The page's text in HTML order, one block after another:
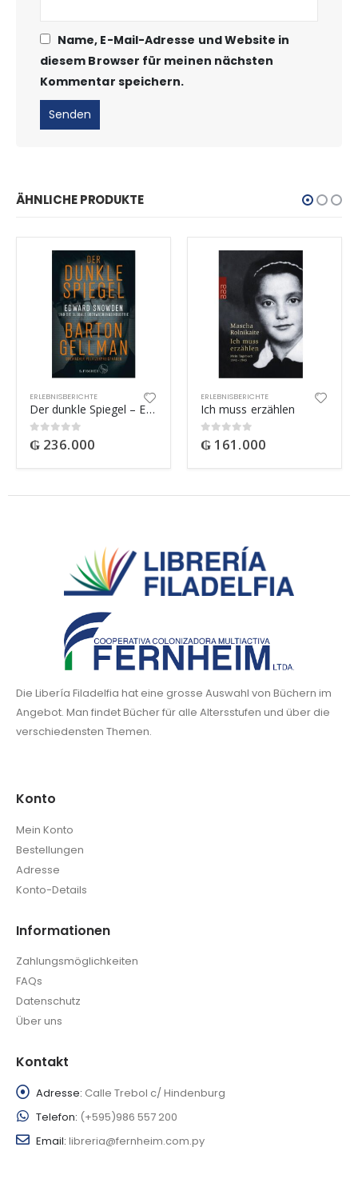
Name, E-Mail-Adresse und Website in
diesem Browser für meinen nächsten
Kommentar speichern.
ÄHNLICHE PRODUKTE
ERLEBNISBERICHTE
Der dunkle Spiegel – Edward Snowden und die globale Überwachungsindustrie
0out of 5
₲ 236.000
ERLEBNISBERICHTE
Ich muss erzählen
0out of 5
₲ 161.000
Die Libería Filadelfia hat eine grosse Auswahl von Büchern im
Angebot. Man findet Bücher für alle Altersstufen und über die
verschiedensten Themen.
Konto
Mein Konto
Bestellungen
Adresse
Konto-Details
Informationen
Zahlungsmöglichkeiten
FAQs
Datenschutz
Über uns
Kontakt
Adresse: Calle Trebol c/ Hindenburg
Telefon: (+595)986 557 200
Email: libreria@fernheim.com.py